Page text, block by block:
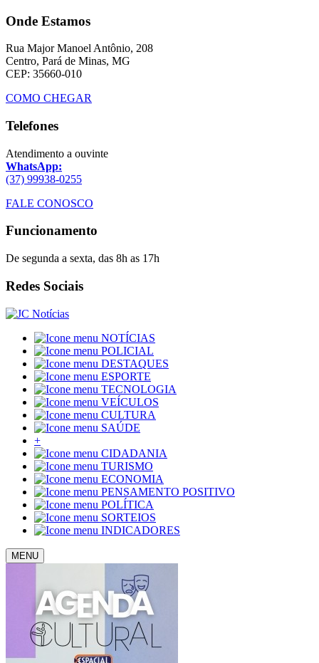
Onde Estamos
Rua Major Manoel Antônio, 208
Centro, Pará de Minas, MG
CEP: 35660-010
COMO CHEGAR
Telefones
Atendimento a ouvinte
WhatsApp:
(37) 99938-0255
FALE CONOSCO
Funcionamento
De segunda a sexta, das 8h as 17h
Redes Sociais
NOTÍCIAS
POLICIAL
DESTAQUES
ESPORTE
TECNOLOGIA
VEÍCULOS
CULTURA
SAÚDE
+
CIDADANIA
TURISMO
ECONOMIA
PENSAMENTO POSITIVO
POLÍTICA
SORTEIOS
INDICADORES
MENU